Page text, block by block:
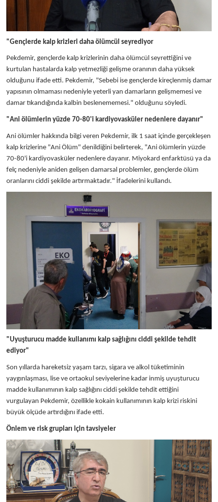
"Gençlerde kalp krizleri daha ölümcül seyrediyor
Pekdemir, gençlerde kalp krizlerinin daha ölümcül seyrettiğini ve
kurtulan hastalarda kalp yetmezliği gelişme oranının daha yüksek
olduğunu ifade etti. Pekdemir, "Sebebi ise gençlerde kireçlenmiş damar
yapısının olmaması nedeniyle yeterli yan damarların gelişmemesi ve
damar tıkandığında kalbin beslenememesi." olduğunu söyledi.
"Ani ölümlerin yüzde 70-80'i kardiyovasküler nedenlere dayanır"
Ani ölümler hakkında bilgi veren Pekdemir, ilk 1 saat içinde gerçekleşen
kalp krizlerine "Ani Ölüm" denildiğini belirterek, "Ani ölümlerin yüzde
70-80'i kardiyovasküler nedenlere dayanır. Miyokard enfarktüsü ya da
felç nedeniyle aniden gelişen damarsal problemler, gençlerde ölüm
oranlarını ciddi şekilde artırmaktadır." İfadelerini kullandı.
"Uyuşturucu madde kullanımı kalp sağlığını ciddi şekilde tehdit
ediyor"
Son yıllarda hareketsiz yaşam tarzı, sigara ve alkol tüketiminin
yaygınlaşması, lise ve ortaokul seviyelerine kadar inmiş uyuşturucu
madde kullanımının kalp sağlığını ciddi şekilde tehdit ettiğini
vurgulayan Pekdemir, özellikle kokain kullanımının kalp krizi riskini
büyük ölçüde artırdığını ifade etti.
Önlem ve risk grupları için tavsiyeler